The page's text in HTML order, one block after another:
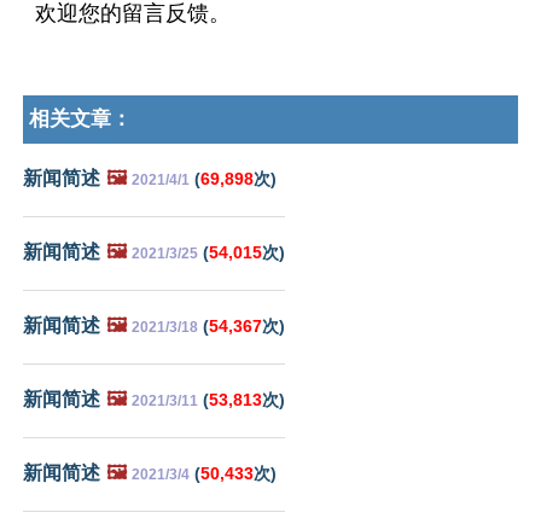
欢迎您的留言反馈。
相关文章：
新闻简述 🖼️ 2021/4/1 (69,898次)
新闻简述 🖼️ 2021/3/25 (54,015次)
新闻简述 🖼️ 2021/3/18 (54,367次)
新闻简述 🖼️ 2021/3/11 (53,813次)
新闻简述 🖼️ 2021/3/4 (50,433次)